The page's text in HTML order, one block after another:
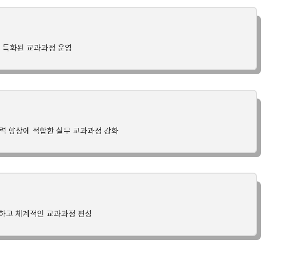
화된 교과과정 운영
향상에 적합한 실무 교과과정 강화
고 체계적인 교과과정 편성